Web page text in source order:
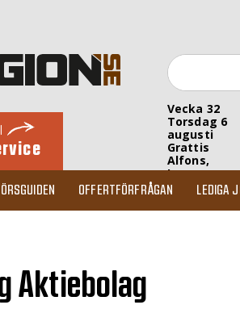
Vecka 32
Torsdag 6
augusti
Grattis
Alfons,
Inez
OFFERTFÖRFRÅGAN LEDIGA
Aktiebolag